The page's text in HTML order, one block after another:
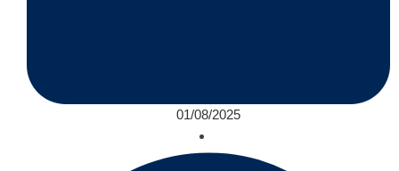
01/08/2025